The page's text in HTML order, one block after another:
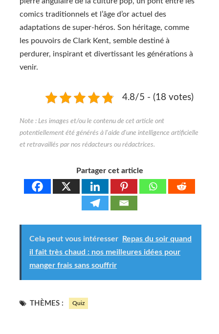
comics traditionnels et l’âge d’or actuel des
adaptations de super-héros. Son héritage, comme
les pouvoirs de Clark Kent, semble destiné à
perdurer, inspirant et divertissant les générations à
venir.
4.8/5 - (18 votes)
Partager cet article
Cela peut vous intéresser
Repas du soir quand
il fait très chaud : nos meilleures idées pour
manger frais sans souffrir
THÈMES : Quiz